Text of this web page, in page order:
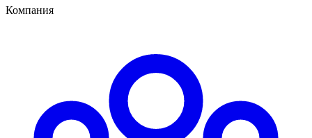
Компания